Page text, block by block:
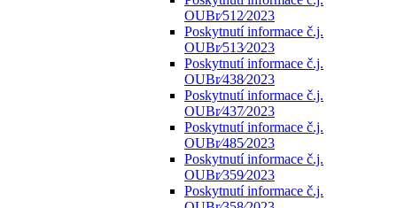
OUBr⁄512⁄2023
Poskytnutí informace č.j.
OUBr⁄513⁄2023
Poskytnutí informace č.j.
OUBr⁄438⁄2023
Poskytnutí informace č.j.
OUBr⁄437⁄2023
Poskytnutí informace č.j.
OUBr⁄485⁄2023
Poskytnutí informace č.j.
OUBr⁄359⁄2023
Poskytnutí informace č.j.